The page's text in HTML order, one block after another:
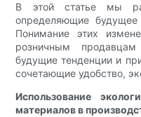
В этой статье мы
определяющие
Понимание этих
розничным
будущие тенденции и
сочетающие удобство,
Использование
материалов в